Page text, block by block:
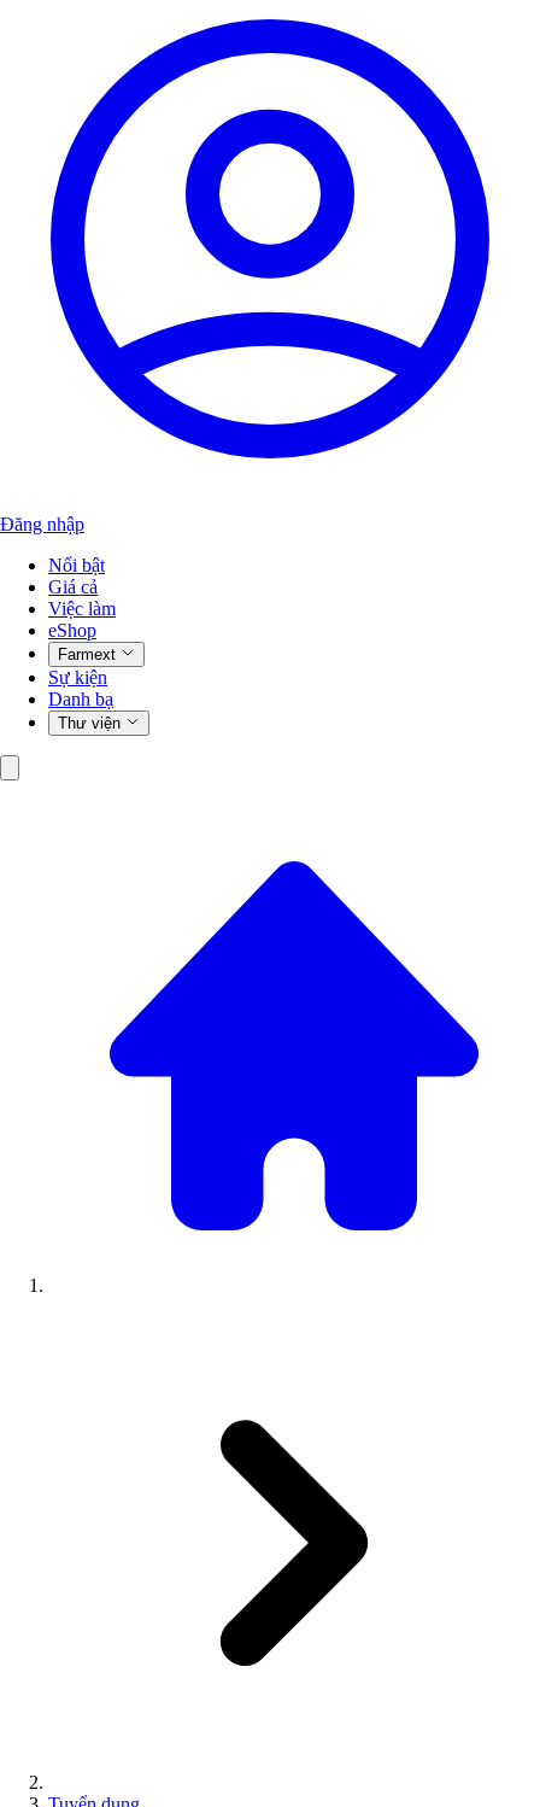
Đăng nhập
Nổi bật
Giá cả
Việc làm
eShop
Farmext
Sự kiện
Danh bạ
Thư viện